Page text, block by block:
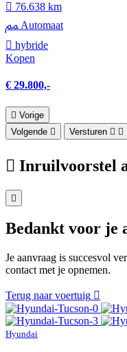
76.638 km
Automaat
hybride
Kopen
€ 29.800,-
Vorige
Volgende
Versturen
Inruilvoorstel
Bedankt voor je
Je aanvraag is succesvol
contact met je opnemen.
Terug naar voertuig
Hyundai